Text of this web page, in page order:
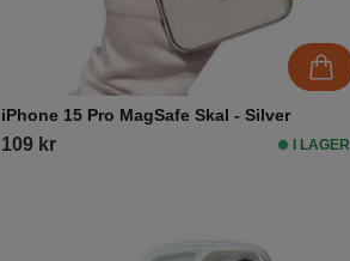
iPhone 15 Pro MagSafe Skal - Silver
109 kr I LAGER